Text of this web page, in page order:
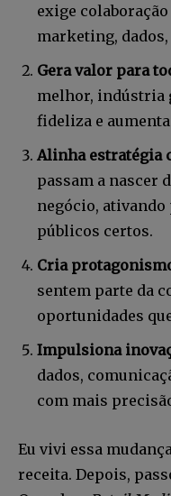
exige
marketing,
Gera valor para
melhor, indústria
fideliza e
Alinha estratégia
passam a nascer
negócio,
públicos certos.
Cria
sentem parte da
oportunidades
Impulsiona
dados,
com mais
Eu vivi essa
receita. Depois,